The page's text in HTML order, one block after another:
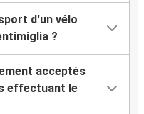
d'un vélo
?
acceptés
effectuant le